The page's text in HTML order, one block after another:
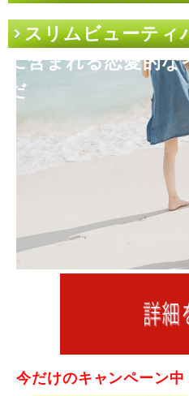
スリムビューティ
に含まれる恋愛的
だ
今だけのキャンペーン中